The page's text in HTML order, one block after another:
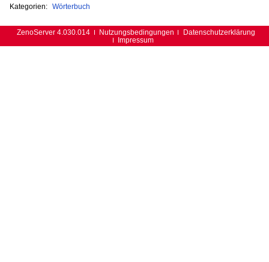
Kategorien:
Wörterbuch
ZenoServer 4.030.014 Nutzungsbedingungen
Datenschutzerklärung
Impressum